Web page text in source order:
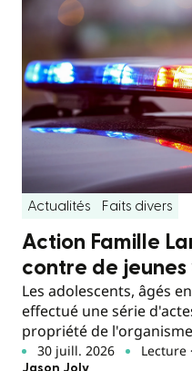
Actualités Faits divers
Action Famille
contre de
Les adolescents, âgés
effectué une série
propriété de
30 juill. 2026 Lecture